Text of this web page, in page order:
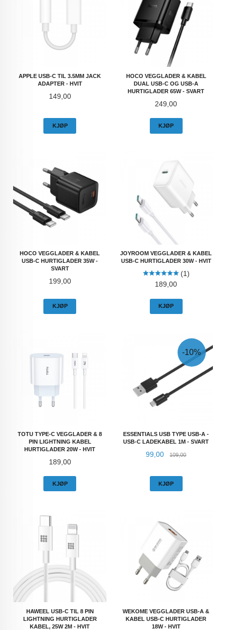
APPLE USB-C TIL 3.5MM JACK
ADAPTER - HVIT
Pris
149,00
KJØP
HOCO VEGGLADER & KABEL
DUAL USB-C OG USB-A
HURTIGLADER 65W - SVART
Pris
249,00
KJØP
HOCO VEGGLADER & KABEL
USB-C HURTIGLADER 35W -
SVART
Pris
199,00
KJØP
JOYROOM VEGGLADER & KABEL
USB-C HURTIGLADER 30W - HVIT
(1)
Pris
189,00
KJØP
TOTU TYPE-C VEGGLADER & 8
PIN LIGHTNING KABEL
HURTIGLADER 20W - HVIT
Pris
189,00
KJØP
ESSENTIALS USB TYPE USB-A -
USB-C LADEKABEL 1M - SVART
Tilbud
99,00 109,00Rabatt
-10%
KJØP
HAWEEL USB-C TIL 8 PIN
LIGHTNING HURTIGLADER
KABEL, 25W 2M - HVIT
WEKOME VEGGLADER USB-A &
KABEL USB-C HURTIGLADER
18W - HVIT